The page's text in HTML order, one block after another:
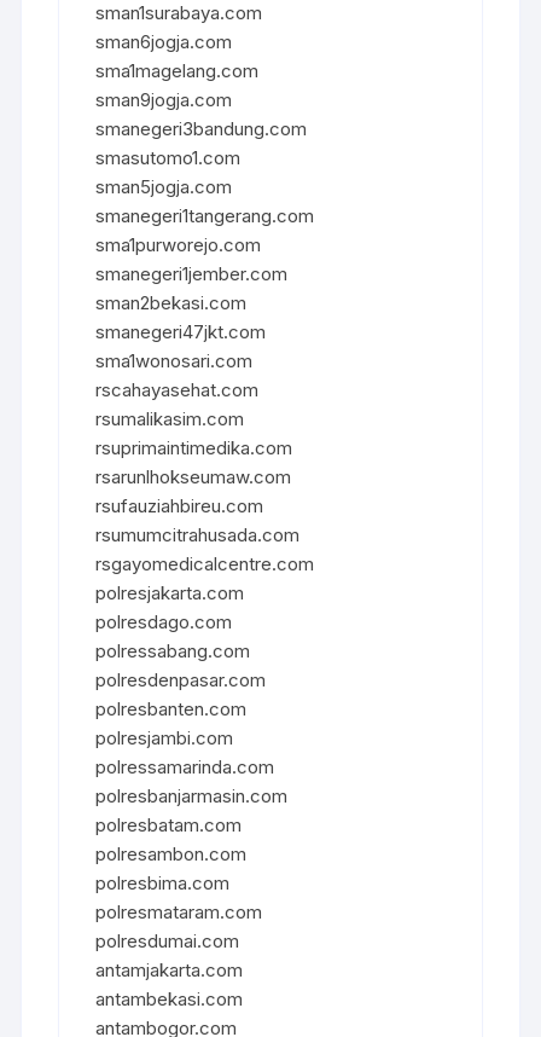
sman1surabaya.com
sman6jogja.com
sma1magelang.com
sman9jogja.com
smanegeri3bandung.com
smasutomo1.com
sman5jogja.com
smanegeri1tangerang.com
sma1purworejo.com
smanegeri1jember.com
sman2bekasi.com
smanegeri47jkt.com
sma1wonosari.com
rscahayasehat.com
rsumalikasim.com
rsuprimaintimedika.com
rsarunlhokseumaw.com
rsufauziahbireu.com
rsumumcitrahusada.com
rsgayomedicalcentre.com
polresjakarta.com
polresdago.com
polressabang.com
polresdenpasar.com
polresbanten.com
polresjambi.com
polressamarinda.com
polresbanjarmasin.com
polresbatam.com
polresambon.com
polresbima.com
polresmataram.com
polresdumai.com
antamjakarta.com
antambekasi.com
antambogor.com